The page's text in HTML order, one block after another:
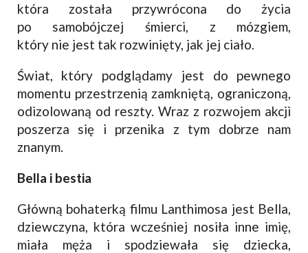
która została przywrócona do życia
po samobójczej śmierci, z mózgiem,
który nie jest tak rozwinięty, jak jej ciało.
Świat, który podglądamy jest do pewnego
momentu przestrzenią zamkniętą, ograniczoną,
odizolowaną od reszty. Wraz z rozwojem akcji
poszerza się i przenika z tym dobrze nam
znanym.
Bella i bestia
Główną bohaterką filmu Lanthimosa jest Bella,
dziewczyna, która wcześniej nosiła inne imię,
miała męża i spodziewała się dziecka,